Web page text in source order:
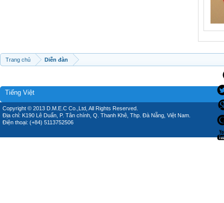
Trang chủ Diễn đàn
Tiếng Việt
Copyright © 2013 D.M.E.C Co.,Ltd, All Rights Reserved.
Địa chỉ: K190 Lê Duẩn, P. Tân chính, Q. Thanh Khê, Thp. Đà Nẵng, Việt Nam.
Điện thoại: (+84) 5113752506